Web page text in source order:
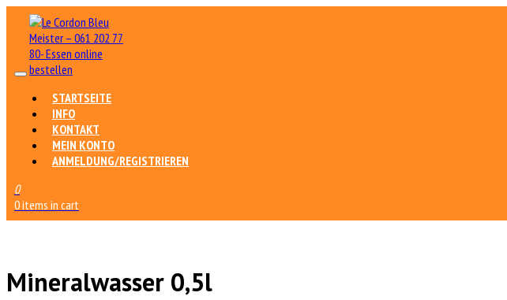
STARTSEITE
INFO
KONTAKT
MEIN KONTO
ANMELDUNG/REGISTRIEREN
0
0 items in cart
Mineralwasser 0,5l